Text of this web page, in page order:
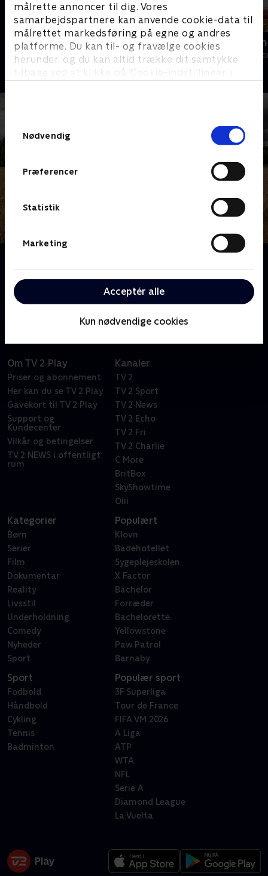
målrette annoncer til dig. Vores
samarbejdspartnere kan anvende cookie-data til
målrettet markedsføring på egne og andres
platforme. Du kan til- og fravælge cookies
herunder, og du kan altid trække dit samtykke
tilbage ved at klikke på ’Cookie-indstillinger’ i
Nødvendig
Præferencer
Statistik
Marketing
Acceptér alle
Kun nødvendige cookies
Franske drømmeslotte
Livsstil • 6 sæsoner
Hjemlig
Livsstil • 8
har skiftet det stressende byliv ud med et liv på
landet - uden helt at vide, hvad de gik ind til!
Om TV 2 Play
Priser og abonnement
Her kan du se TV 2 Play
Gavekort til TV 2 Play
Support og
Kundecenter
Vilkår og betingelser
TV 2 NEWS i offentligt
rum
Kanaler
TV 2
TV 2 Sport
TV 2 News
TV 2 Echo
TV 2 Fri
TV 2 Charlie
C More
BritBox
SkyShowtime
Oiii
Kategorier
Børn
Serier
Film
Dokumentar
Reality
Livsstil
Underholdning
Comedy
Nyheder
Sport
Populært
Klovn
Badehotellet
Sygeplejeskolen
X Factor
Bachelor
Forræder
Bachelorette
Yellowstone
Paw Patrol
Barnaby
Sport
Fodbold
Håndbold
Cykling
Tennis
Badminton
Populær sport
3F Superliga
Tour de France
FIFA VM 2026
A Liga
ATP
WTA
NFL
Serie A
Diamond League
La Vuelta